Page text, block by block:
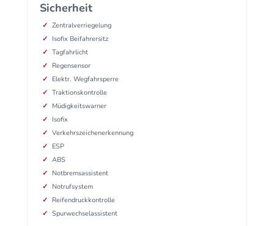
Sicherheit
Zentralverriegelung
Isofix Beifahrersitz
Tagfahrlicht
Regensensor
Elektr. Wegfahrsperre
Traktionskontrolle
Müdigkeitswarner
Isofix
Verkehrszeichenerkennung
ESP
ABS
Notbremsassistent
Notrufsystem
Reifendruckkontrolle
Spurwechselassistent